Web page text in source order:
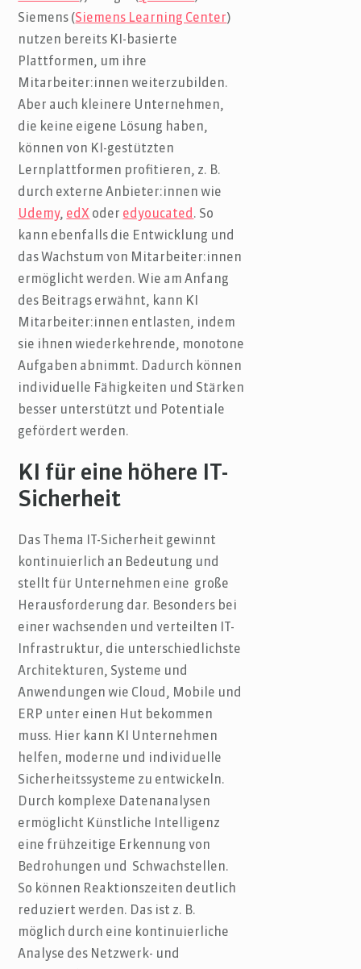
Siemens (Siemens Learning Center)
nutzen bereits KI-basierte
Plattformen, um ihre
Mitarbeiter:innen weiterzubilden.
Aber auch kleinere Unternehmen,
die keine eigene Lösung haben,
können von KI-gestützten
Lernplattformen profitieren, z. B.
durch externe Anbieter:innen wie
Udemy, edX oder edyoucated. So
kann ebenfalls die Entwicklung und
das Wachstum von Mitarbeiter:innen
ermöglicht werden. Wie am Anfang
des Beitrags erwähnt, kann KI
Mitarbeiter:innen entlasten, indem
sie ihnen wiederkehrende, monotone
Aufgaben abnimmt. Dadurch können
individuelle Fähigkeiten und Stärken
besser unterstützt und Potentiale
gefördert werden.
KI für eine höhere IT-
Sicherheit
Das Thema IT-Sicherheit gewinnt
kontinuierlich an Bedeutung und
stellt für Unternehmen eine große
Herausforderung dar. Besonders bei
einer wachsenden und verteilten IT-
Infrastruktur, die unterschiedlichste
Architekturen, Systeme und
Anwendungen wie Cloud, Mobile und
ERP unter einen Hut bekommen
muss. Hier kann KI Unternehmen
helfen, moderne und individuelle
Sicherheitssysteme zu entwickeln.
Durch komplexe Datenanalysen
ermöglicht Künstliche Intelligenz
eine frühzeitige Erkennung von
Bedrohungen und Schwachstellen.
So können Reaktionszeiten deutlich
reduziert werden. Das ist z. B.
möglich durch eine kontinuierliche
Analyse des Netzwerk- und